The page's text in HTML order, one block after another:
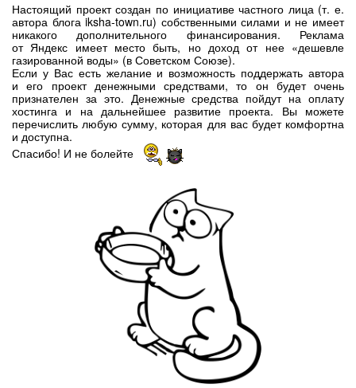
Настоящий проект создан по инициативе частного лица (т. е.
автора блога iksha-town.ru) собственными силами и не имеет
никакого дополнительного финансирования. Реклама
от Яндекс имеет место быть, но доход от нее «дешевле
газированной воды» (в Советском Союзе).
Если у Вас есть желание и возможность поддержать автора
и его проект денежными средствами, то он будет очень
признателен за это. Денежные средства пойдут на оплату
хостинга и на дальнейшее развитие проекта. Вы можете
перечислить любую сумму, которая для вас будет комфортна
и доступна.
Спасибо! И не болейте